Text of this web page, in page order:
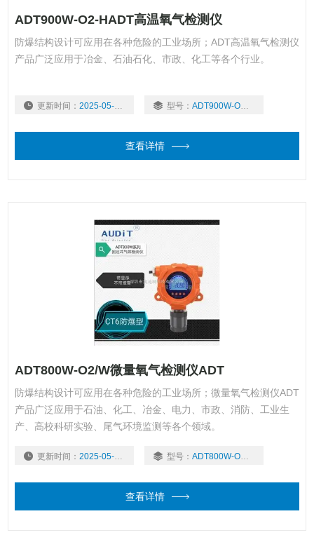
ADT900W-O2-HADT高温氧气检测仪
防爆结构设计可应用在各种危险的工业场所；ADT高温氧气检测仪
产品广泛应用于冶金、石油石化、市政、化工等各个行业。
更新时间： 2025-05-06 型号： ADT900W-O2-H
查看详情
ADT800W-O2/W微量氧气检测仪ADT
防爆结构设计可应用在各种危险的工业场所；微量氧气检测仪ADT
产品广泛应用于石油、化工、冶金、电力、市政、消防、工业生
产、高校科研实验、尾气环境监测等各个领域。
更新时间： 2025-05-06 型号： ADT800W-O2/W
查看详情